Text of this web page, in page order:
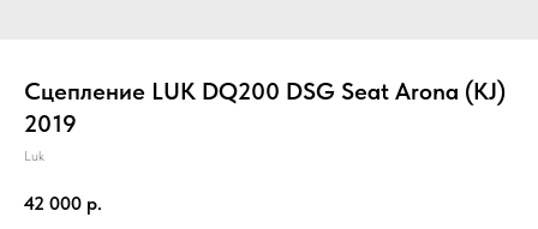
Сцепление LUK DQ200 DSG Seat Arona (KJ)
2019
Luk
42 000 р.